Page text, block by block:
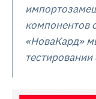
компонентов
«НоваКард»